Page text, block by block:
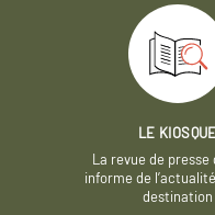
LE
La revue de presse
informe de
destination